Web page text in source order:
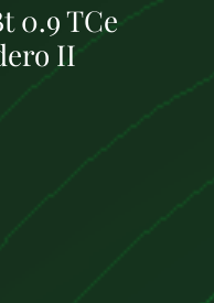
0.9 TCe
II